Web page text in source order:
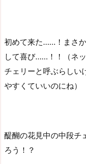
初めて来た……！まさ
して喜び……！！（ネ
チェリーと呼ぶらしい
やすくていいのにね）
醍醐の花見中の中段チ
ろう！？